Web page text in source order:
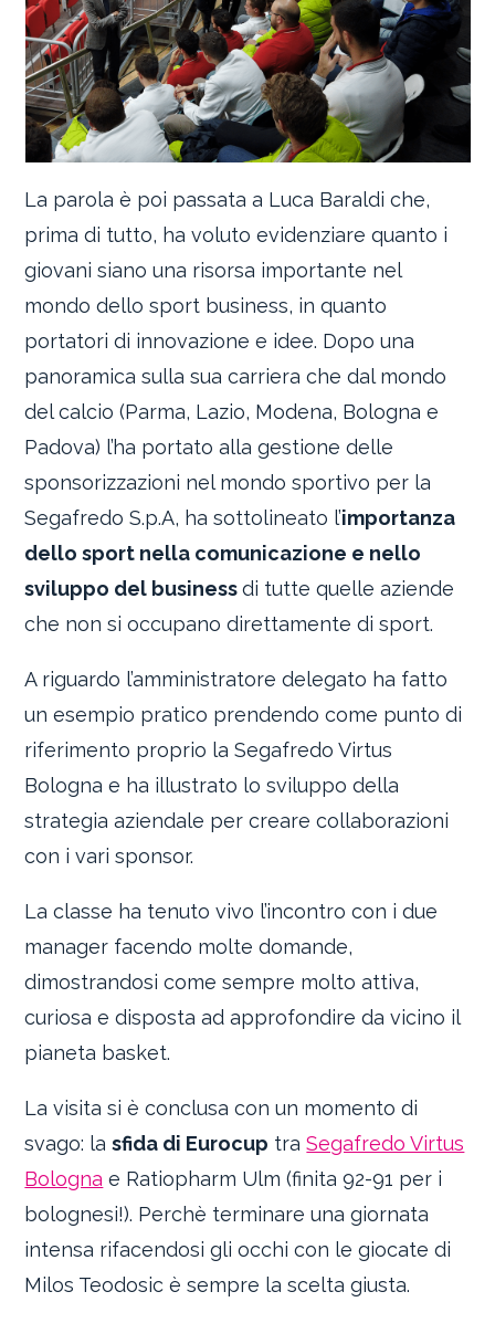
La parola è poi passata a Luca Baraldi che,
prima di tutto, ha voluto evidenziare quanto i
giovani siano una risorsa importante nel
mondo dello sport business, in quanto
portatori di innovazione e idee. Dopo una
panoramica sulla sua carriera che dal mondo
del calcio (Parma, Lazio, Modena, Bologna e
Padova) l’ha portato alla gestione delle
sponsorizzazioni nel mondo sportivo per la
Segafredo S.p.A, ha sottolineato l’importanza
dello sport nella comunicazione e nello
sviluppo del businessdi tutte quelle aziende
che non si occupano direttamente di sport.
A riguardo l’amministratore delegato ha fatto
un esempio pratico prendendo come punto di
riferimento proprio la Segafredo Virtus
Bologna e ha illustrato lo sviluppo della
strategia aziendale per creare collaborazioni
con i vari sponsor.
La classe ha tenuto vivo l’incontro con i due
manager facendo molte domande,
dimostrandosi come sempre molto attiva,
curiosa e disposta ad approfondire da vicino il
pianeta basket.
La visita si è conclusa con un momento di
svago: lasfida di Eurocup traSegafredo Virtus
Bologna e Ratiopharm Ulm (finita 92-91 per i
bolognesi!). Perchè terminare una giornata
intensa rifacendosi gli occhi con le giocate di
Milos Teodosic è sempre la scelta giusta.